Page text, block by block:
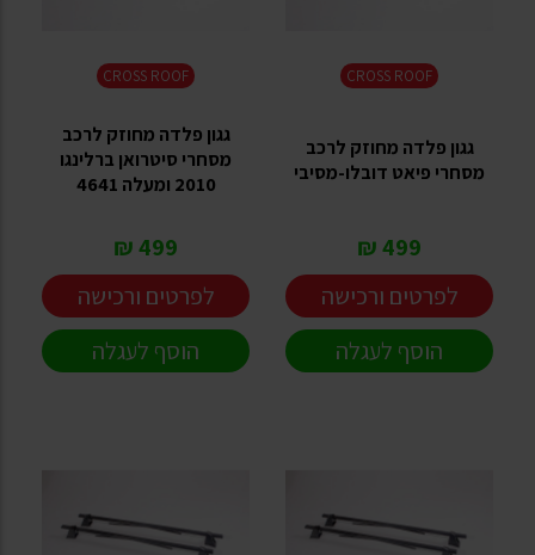
CROSS ROOF
גגון פלדה מחוזק לרכב
מסחרי פיאט דובלו-מסיבי
499 ₪
לפרטים ורכישה
הוסף לעגלה
CROSS ROOF
גגון פלדה מחוזק לרכב
מסחרי סיטרואן ברלינגו
2010 ומעלה 4641
499 ₪
לפרטים ורכישה
הוסף לעגלה